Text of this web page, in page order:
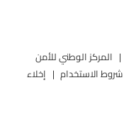
المركز الوطني للأمن
شروط الاستخدام
إخلاء